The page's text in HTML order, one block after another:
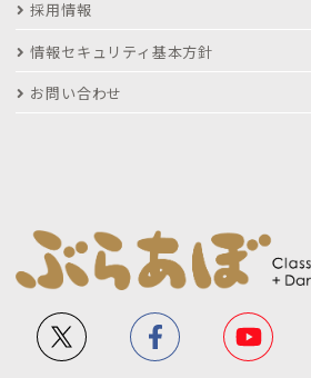
採用情報
情報セキュリティ基本方針
お問い合わせ